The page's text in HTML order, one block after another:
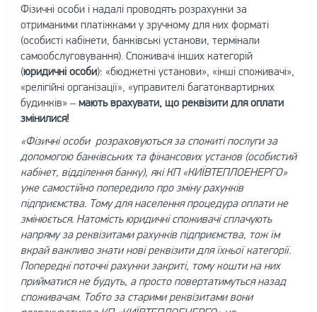
Фізичні особи і надалі проводять розрахунки за
отриманими платіжками у зручному для них форматі
(особисті кабінети, банківські установи, термінали
самообслуговування). Споживачі інших категорій
(юридичні особи): «бюджетні установи», «інші споживачі»,
«релігійні організації», «управителі багатоквартирних
будинків» – мають врахувати, що реквізити для оплати
змінилися!
«Фізичні особи розраховуються за спожиті послуги за
допомогою банківських та фінансових установ (особистий
кабінет, відділення банку), які КП «КИЇВТЕПЛОЕНЕРГО»
уже самостійно попередило про зміну рахунків
підприємства. Тому для населення процедура оплати не
змінюється. Натомість юридичні споживачі сплачують
напряму за реквізитами рахунків підприємства, тож їм
вкрай важливо знати нові реквізити для їхньої категорії.
Попередні поточні рахунки закриті, тому кошти на них
прийматися не будуть, а просто повертатимуться назад
споживачам. Тобто за старими реквізитами вони